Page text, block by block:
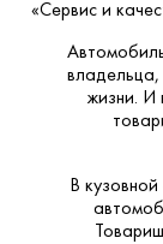
«Сервис и
владельца,
жизни. И
В кузовной